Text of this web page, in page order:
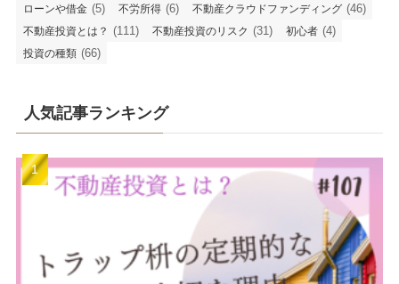
ローンや借金 (5) 不労所得 (6) 不動産クラウドファンディング (46)
不動産投資とは？ (111) 不動産投資のリスク (31) 初心者 (4)
投資の種類 (66)
人気記事ランキング